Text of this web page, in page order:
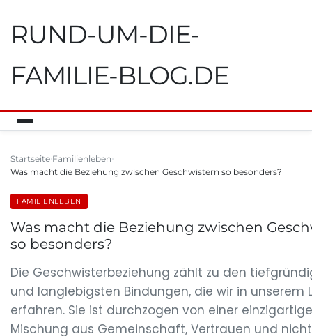
RUND-UM-DIE-
FAMILIE-BLOG.DE
Startseite Familienleben
Was macht die Beziehung zwischen Geschwistern so besonders?
FAMILIENLEBEN
Was macht die Beziehung zwischen
so besonders?
Die Geschwisterbeziehung zählt zu den
und langlebigsten Bindungen, die wir in unserem
erfahren. Sie ist durchzogen von einer
Mischung aus Gemeinschaft, Vertrauen und